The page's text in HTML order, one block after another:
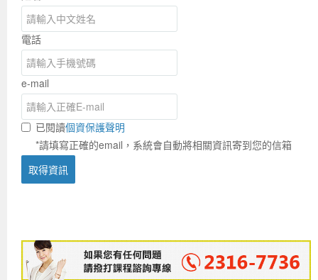
電話
e-mail
已閱讀個資保護聲明
*請填寫正確的email，系統會自動將相關資訊寄到您的信箱
取得資訊